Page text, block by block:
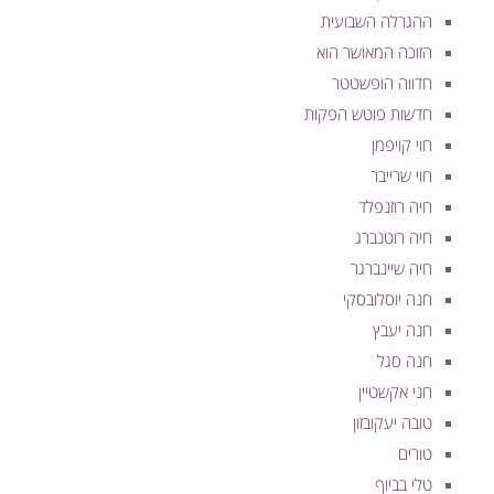
ההגרלה השבועית
הזוכה המאושר הוא
חדווה הופשטטר
חדשות פוטש הפקות
חוי קויפמן
חוי שרייבר
חיה רוזנפלד
חיה רוטנברג
חיה שיינברגר
חנה יוסלובסקי
חנה יעבץ
חנה סגל
חני אקשטיין
טובה יעקובזון
טורים
טלי בביוף